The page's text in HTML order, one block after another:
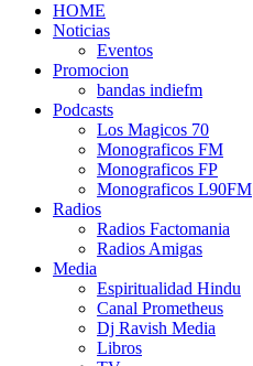
HOME
Noticias
Eventos
Promocion
bandas indiefm
Podcasts
Los Magicos 70
Monograficos FM
Monograficos FP
Monograficos L90FM
Radios
Radios Factomania
Radios Amigas
Media
Espiritualidad Hindu
Canal Prometheus
Dj Ravish Media
Libros